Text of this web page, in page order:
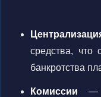
средства, что
банкротства
Комиссии —